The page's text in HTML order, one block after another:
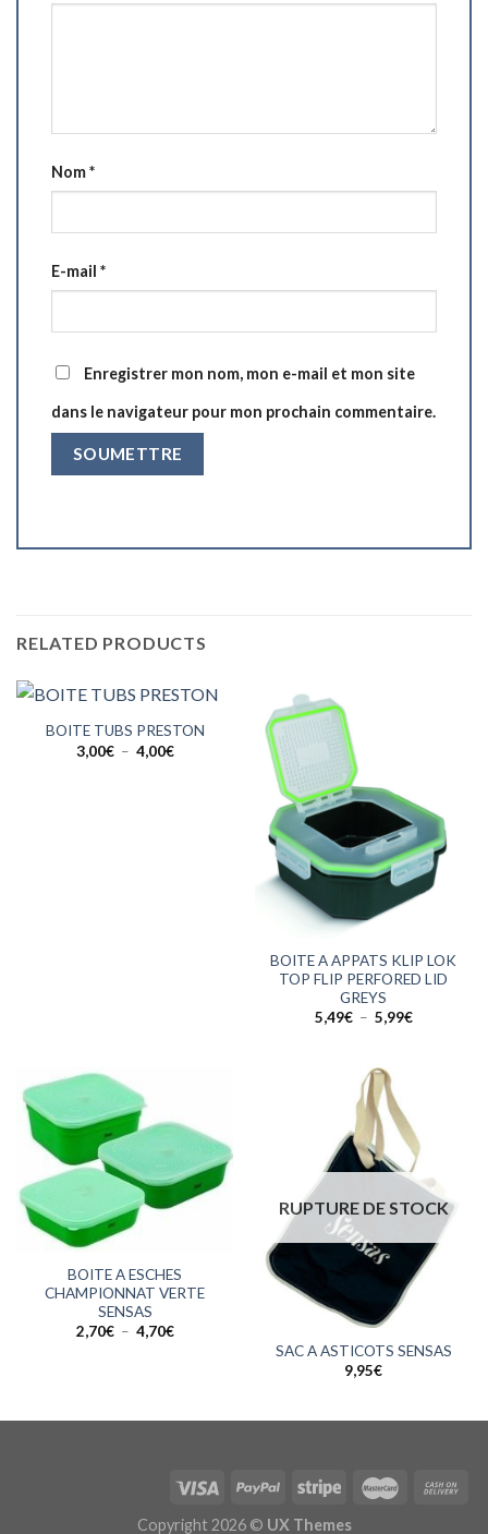
Nom*
E-mail *
Enregistrer mon nom, mon e-mail et mon site
dans le navigateur pour mon prochain commentaire.
RELATED PRODUCTS
BOITE TUBS PRESTON
3,00€ – 4,00€Plage
BOITE A APPATS KLIP LOK
TOP FLIP PERFORED LID
GREYS
5,49€ – 5,99€Plage
BOITE A ESCHES
CHAMPIONNAT VERTE
SENSAS
2,70€ – 4,70€Plage
RUPTURE DE STOCK
SAC A ASTICOTS SENSAS
9,95€
Copyright 2026 © UX Themes